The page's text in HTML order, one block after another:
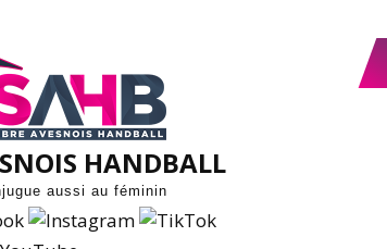
HANDBALL
aussi au féminin